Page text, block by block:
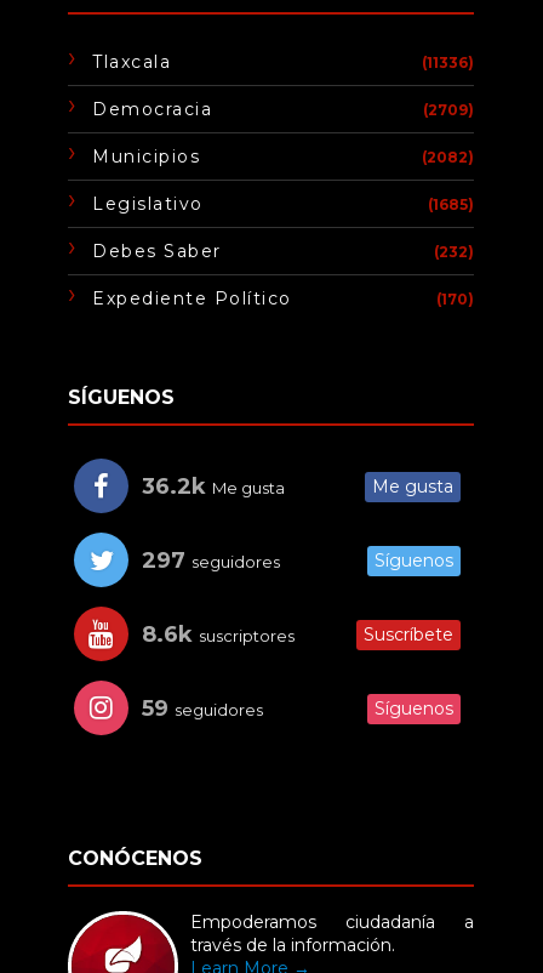
Tlaxcala (11336)
Democracia (2709)
Municipios (2082)
Legislativo (1685)
Debes Saber (232)
Expediente Político (170)
SÍGUENOS
36.2k Me gusta Me gusta
297 seguidores Síguenos
8.6k suscriptores Suscríbete
59 seguidores Síguenos
CONÓCENOS
Empoderamos ciudadanía a
través de la información.
Learn More →